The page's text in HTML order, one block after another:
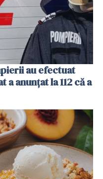
au efectuat
anunțat la 112 că a